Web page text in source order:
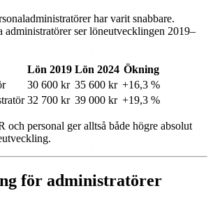
har varit snabbare.
administratörer ser löneutvecklingen 2019–
Lön 2019 Lön 2024 Ökning
30 600 kr 35 600 kr +16,3 %
32 700 kr 39 000 kr +19,3 %
och personal ger alltså både högre absolut
för administratörer